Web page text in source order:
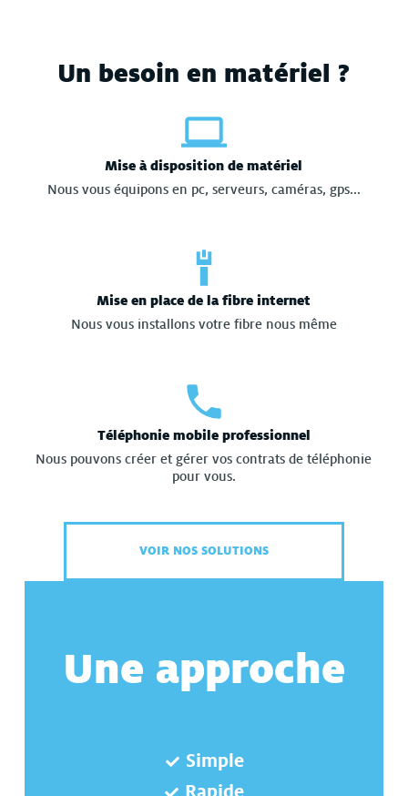
Un besoin en matériel ?
Mise à disposition de matériel
Nous vous équipons en pc, serveurs, caméras, gps...
Mise en place de la fibre internet
Nous vous installons votre fibre nous même
Téléphonie mobile professionnel
Nous pouvons créer et gérer vos contrats de téléphonie
pour vous.
VOIR NOS SOLUTIONS
Une approche
Simple